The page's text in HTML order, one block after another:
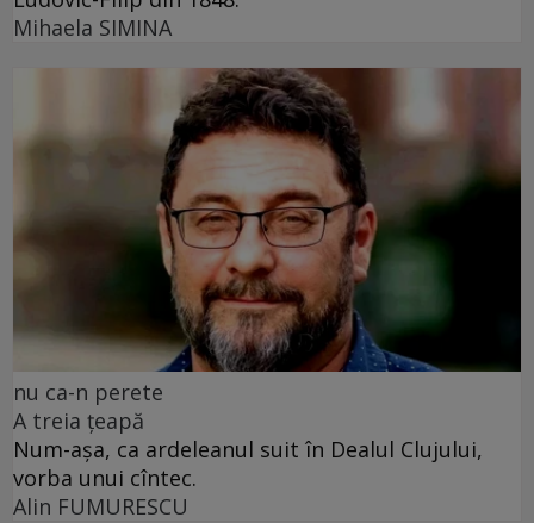
Mihaela SIMINA
nu ca-n perete
A treia țeapă
Num-așa, ca ardeleanul suit în Dealul Clujului,
vorba unui cîntec.
Alin FUMURESCU